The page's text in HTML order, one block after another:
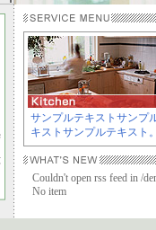
サンプルテキストサンプ
キストサンプルテキスト
Couldn't open rss feed in /
No item